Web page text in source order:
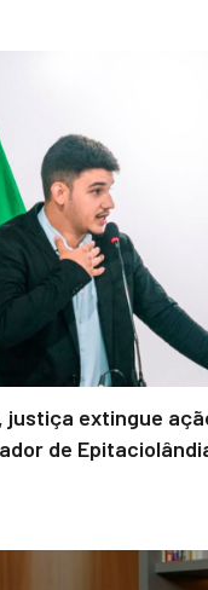
justiça extingue
de